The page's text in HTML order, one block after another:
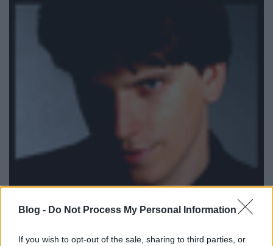
Blog - Do Not Process My Personal Information
If you wish to opt-out of the sale, sharing to third parties, or